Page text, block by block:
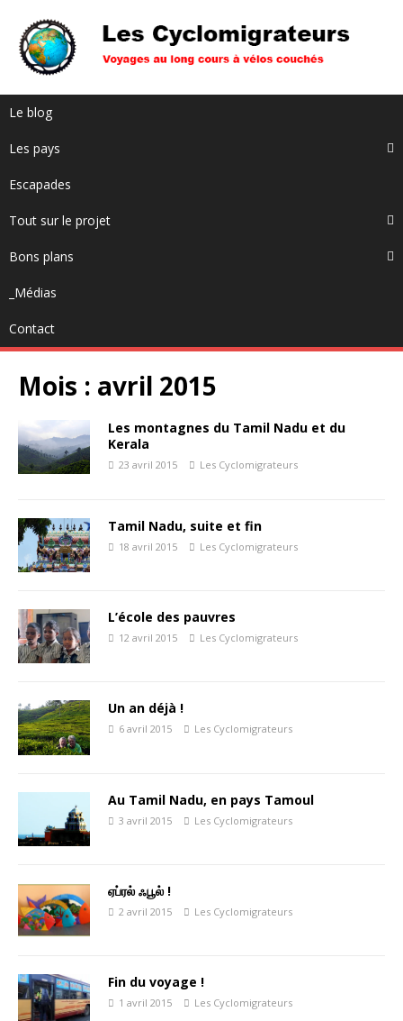
Le blog
Les pays
Escapades
Tout sur le projet
Bons plans
_Médias
Contact
Mois : avril 2015
Les montagnes du Tamil Nadu et du
Kerala
23 avril 2015 Les Cyclomigrateurs
Tamil Nadu, suite et fin
18 avril 2015 Les Cyclomigrateurs
L’école des pauvres
12 avril 2015 Les Cyclomigrateurs
Un an déjà !
6 avril 2015 Les Cyclomigrateurs
Au Tamil Nadu, en pays Tamoul
3 avril 2015 Les Cyclomigrateurs
ஏப்ரல் ஃபூல் !
2 avril 2015 Les Cyclomigrateurs
Fin du voyage !
1 avril 2015 Les Cyclomigrateurs